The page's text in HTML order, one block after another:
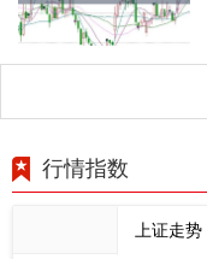
行情指数
上证走势